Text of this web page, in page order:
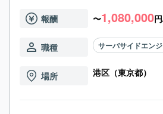
報酬 〜1,080,000
職種 サーバサイドエン
場所 港区（東京都）